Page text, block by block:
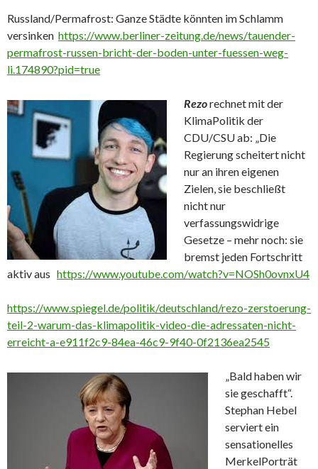
Russland/Permafrost: Ganze Städte könnten im Schlamm
versinken https://www.berliner-zeitung.de/news/tauender-
permafrost-russen-bricht-der-boden-unter-fuessen-weg-
li.174890?pid=true
Rezorechnet mit der
KlimaPolitik der
CDU/CSU ab: „Die
Regierung scheitert nicht
nur an ihren eigenen
Zielen, sie beschließt
nicht nur
verfassungswidrige
Gesetze – mehr noch: sie
bremst jeden Fortschritt
aktiv aus https://www.youtube.com/watch?v=NOSh0ovnxU4
https://www.spiegel.de/politik/deutschland/rezo-zerstoerung-
teil-2-warum-das-klimapolitik-video-die-adressaten-nicht-
erreicht-a-e911f2c9-84ea-46c9-9f40-0f2136ea2545
„Bald haben wir
sie geschafft“.
Stephan Hebel
serviert ein
sensationelles
MerkelPorträt